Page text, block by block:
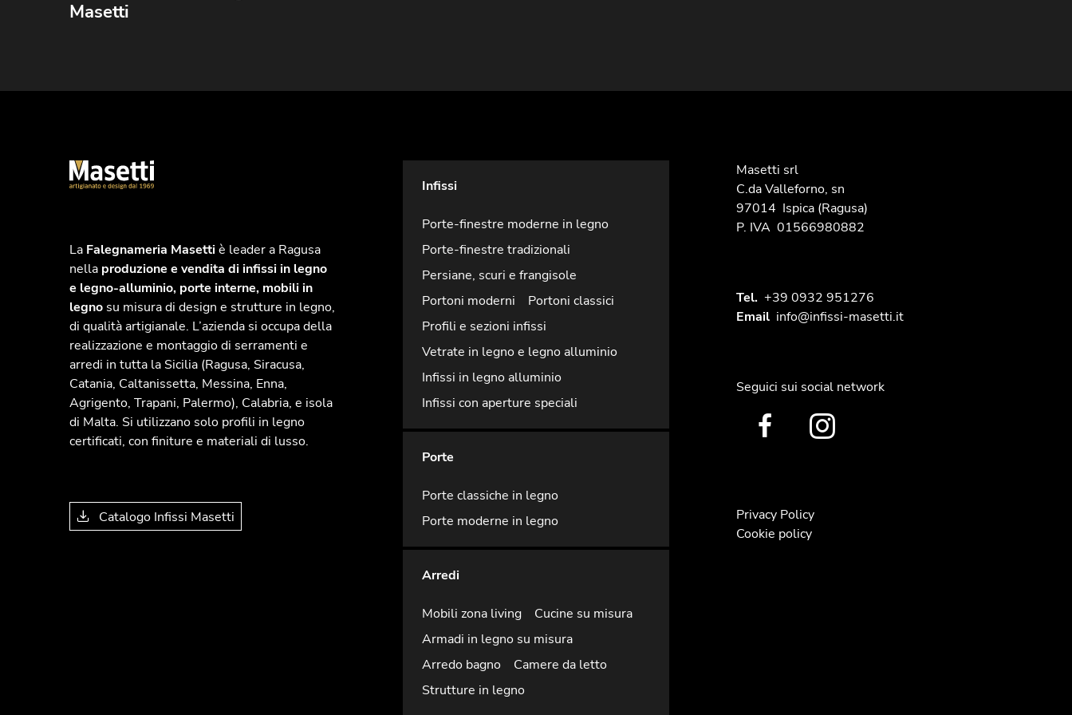
Masetti
La Falegnameria Masettiè leader a Ragusa
nella produzione e vendita di infissi in legno
e legno-alluminio, porte interne, mobili in
legnosu misura di design e strutture in legno,
di qualità artigianale. L’azienda si occupa della
realizzazione e montaggio di serramenti e
arredi in tutta la Sicilia (Ragusa, Siracusa,
Catania, Caltanissetta, Messina, Enna,
Agrigento, Trapani, Palermo), Calabria, e isola
di Malta. Si utilizzano solo profili in legno
certificati, con finiture e materiali di lusso.
Catalogo Infissi Masetti
Infissi
Porte-finestre moderne in legno
Porte-finestre tradizionali
Persiane, scuri e frangisole
Portoni moderni
Portoni classici
Profili e sezioni infissi
Vetrate in legno e legno alluminio
Infissi in legno alluminio
Infissi con aperture speciali
Porte
Porte classiche in legno
Porte moderne in legno
Arredi
Mobili zona living
Cucine su misura
Armadi in legno su misura
Arredo bagno
Camere da letto
Strutture in legno
Masetti srl
C.da Valleforno, sn
97014 Ispica(Ragusa)
P. IVA 01566980882
Tel. +39 0932 951276
Email info@infissi-masetti.it
Seguici sui social network
Privacy Policy
Cookie policy